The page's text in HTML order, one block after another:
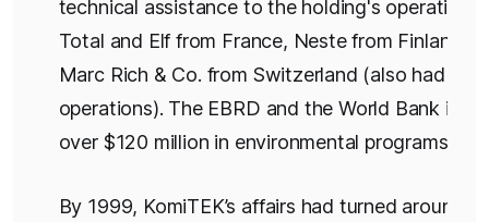
technical assistance to the holding's
Total and Elf from France, Neste from Finland,
Marc Rich & Co. from Switzerland (also had UK
operations). The EBRD and the World Bank
over $120 million in environmental programs.
By 1999, KomiTEK’s affairs had turned around,